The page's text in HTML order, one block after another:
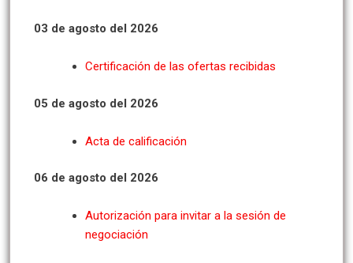
03 de agosto del 2026
Certificación de las ofertas recibidas
05 de agosto del 2026
Acta de calificación
06 de agosto del 2026
Autorización para invitar a la sesión de
negociación